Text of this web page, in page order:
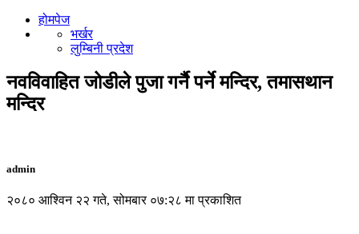
होमपेज
भर्खर
लुम्बिनी प्रदेश
नवविवाहित जोडीले पुजा गर्नै पर्ने मन्दिर, तमासथान
मन्दिर
admin
२०८० आश्विन २२ गते, सोमबार ०७:२८ मा प्रकाशित